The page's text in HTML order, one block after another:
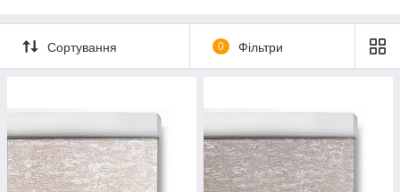
Сортування 0 Фільтри